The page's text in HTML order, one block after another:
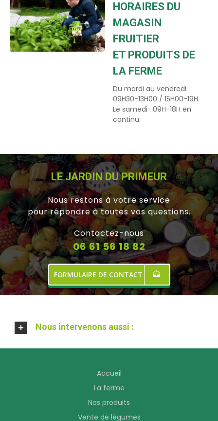
HORAIRES DU
MAGASIN
FRUITIER
ET PRODUITS DE
LA FERME
Du mardi au vendredi :
09H30-13H00 / 15H00-19H.
Le samedi : 09H-18H en
continu.
LE JARDIN DU PRIMEUR
Nous restons à votre service
pour répondre à toutes vos questions.
Contactez-nous
06 61 56 18 82
FORMULAIRE DE CONTACT
Nous intervenons aussi :
Accueil
La ferme
Nos produits
Vente de légumes